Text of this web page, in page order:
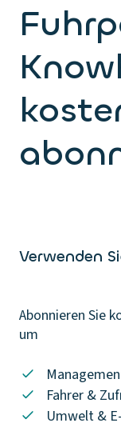
Verwenden
Abonnieren Sie
um
Fahrer &
Umwelt &